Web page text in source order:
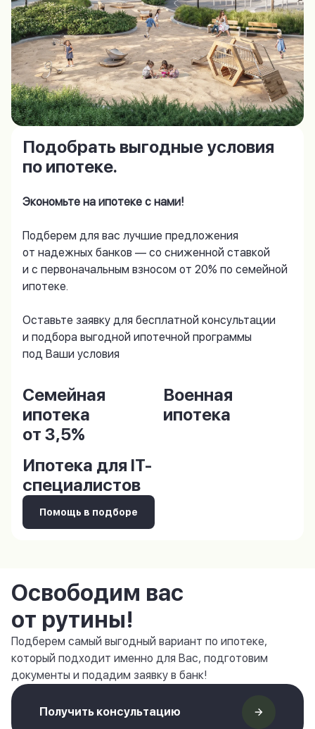
Подобрать выгодные условия
по ипотеке.
Экономьте на ипотеке с нами!
Подберем для вас лучшие предложения
от надежных банков — со сниженной ставкой
и с первоначальным взносом от 20% по семейной
ипотеке.
Оставьте заявку для бесплатной консультации
и подбора выгодной ипотечной программы
под Ваши условия
Семейная
ипотека
от 3,5%
Военная
ипотека
Ипотека для IT-
специалистов
Помощь в подборе
Освободим вас
от рутины!
Подберем самый выгодный вариант по ипотеке,
который подходит именно для Вас, подготовим
документы и подадим заявку в банк!
Получить консультацию